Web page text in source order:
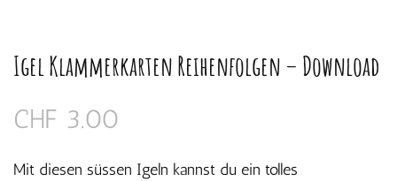
Igel Klammerkarten Reihenfolgen – Download
CHF 3.00
Mit diesen süssen Igeln kannst du ein tolles